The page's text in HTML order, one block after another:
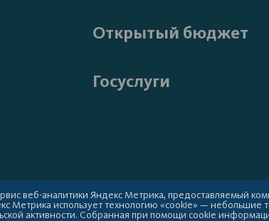
Открытый бюджет
Госуслуги
веб-аналитики Яндекс Метрика, предоставляемый
Метрика использует технологию «cookie» —
активности. Собранная при помощи cookie